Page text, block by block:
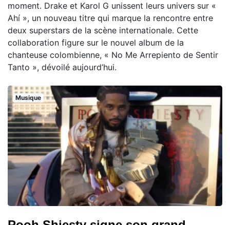
moment. Drake et Karol G unissent leurs univers sur «
Ahí », un nouveau titre qui marque la rencontre entre
deux superstars de la scène internationale. Cette
collaboration figure sur le nouvel album de la
chanteuse colombienne, « No Me Arrepiento de Sentir
Tanto », dévoilé aujourd’hui.
Musique